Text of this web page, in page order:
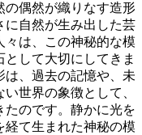
の偶然が織りなす造形
に自然が生み出した芸
は、この神秘的な模
して大切にしてきま
は、過去の記憶や、未
い世界の象徴として、
たのです。静かに光を
経て生まれた神秘の模